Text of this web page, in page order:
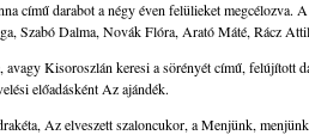
című darabot a négy éven felülieket megcélozva.
Szabó Dalma, Novák Flóra, Arató Máté, Rácz
Kisoroszlán keresi a sörényét című, felújított
előadásként Az ajándék.
Az elveszett szaloncukor, a Menjünk,